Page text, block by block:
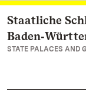
Navigate to
Staatliche
STATE PALACES AND